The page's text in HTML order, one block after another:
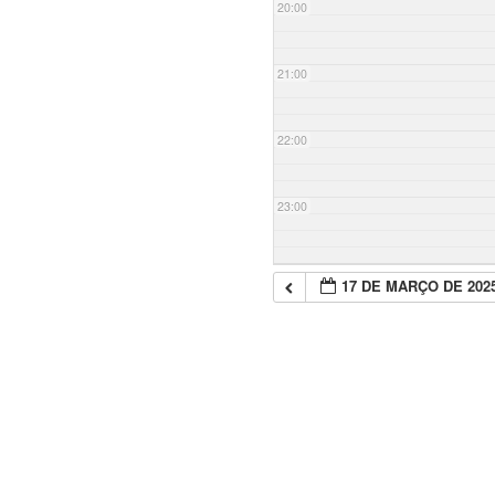
20:00
21:00
22:00
23:00
17 DE MARÇO DE